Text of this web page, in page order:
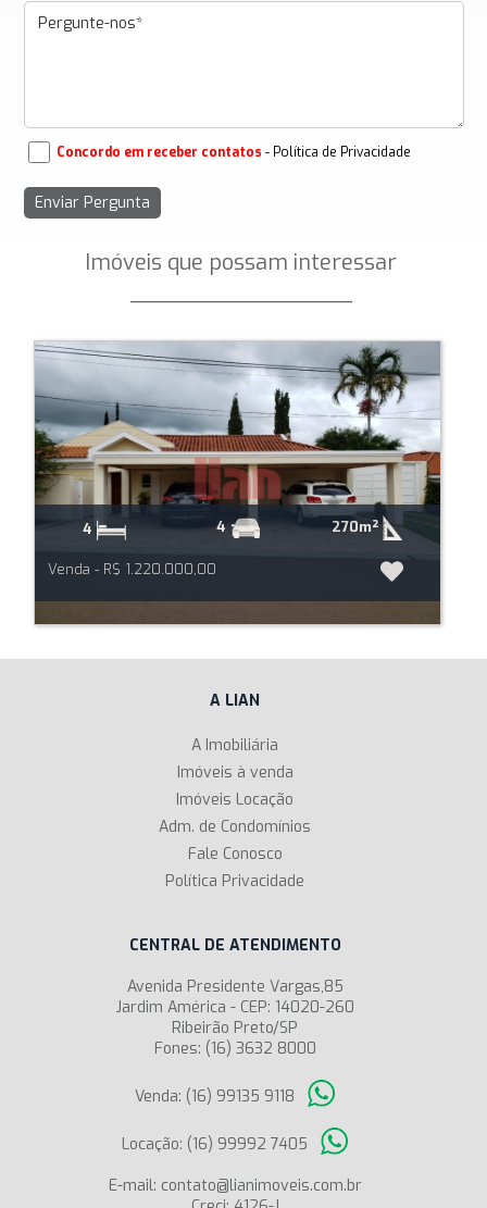
Concordo em receber contatos - Política de Privacidade
Imóveis que possam interessar
4 4 270m²
Venda - R$ 1.220.000,00
A LIAN
A Imobiliária
Imóveis à venda
Imóveis Locação
Adm. de Condomínios
Fale Conosco
Política Privacidade
CENTRAL DE ATENDIMENTO
Avenida Presidente Vargas,85
Jardim América - CEP: 14020-260
Ribeirão Preto/SP
Fones: (16) 3632 8000
Venda: (16) 99135 9118
Locação: (16) 99992 7405
E-mail: contato@lianimoveis.com.br